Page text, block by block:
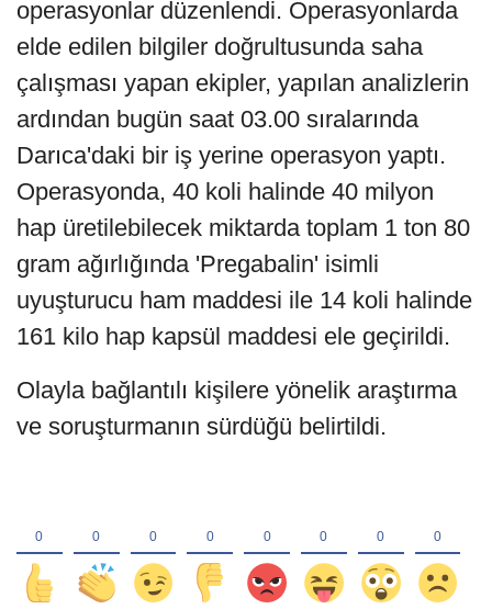
operasyonlar düzenlendi. Operasyonlarda
elde edilen bilgiler doğrultusunda saha
çalışması yapan ekipler, yapılan analizlerin
ardından bugün saat 03.00 sıralarında
Darıca'daki bir iş yerine operasyon yaptı.
Operasyonda, 40 koli halinde 40 milyon
hap üretilebilecek miktarda toplam 1 ton 80
gram ağırlığında 'Pregabalin' isimli
uyuşturucu ham maddesi ile 14 koli halinde
161 kilo hap kapsül maddesi ele geçirildi.
Olayla bağlantılı kişilere yönelik araştırma
ve soruşturmanın sürdüğü belirtildi.